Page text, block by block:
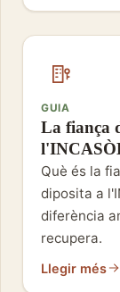
GUIA
La fiança
Què és la
diposita a
diferència
recupera.
Llegir més